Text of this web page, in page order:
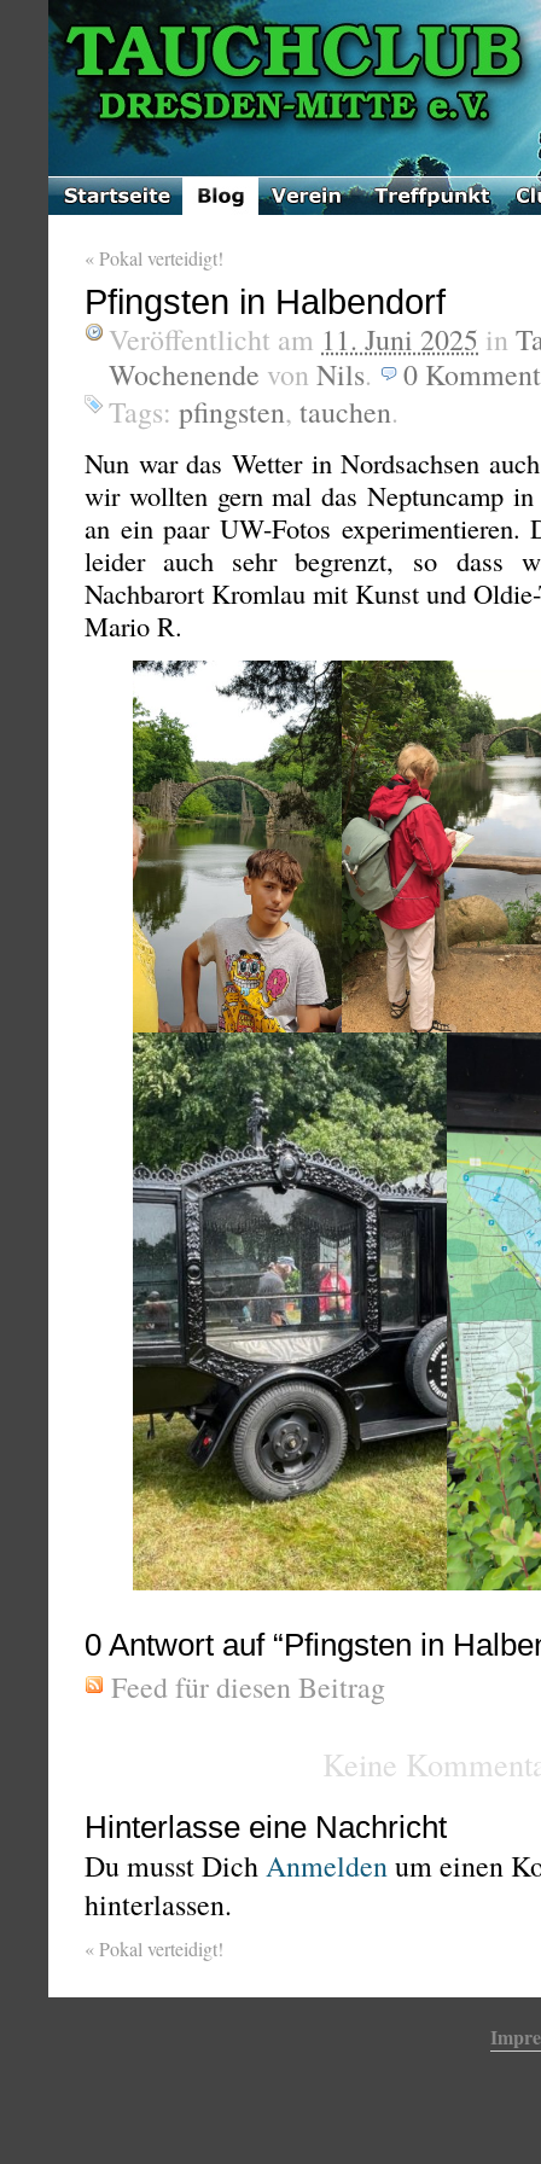
«Pokal verteidigt!
Pfingsten in Halbendorf
Veröffentlicht am 11. Juni 2025 in
Wochenende von Nils. 0
Tags: pfingsten, tauchen.
Nun war das Wetter in Nordsachsen
wir wollten gern mal das Neptuncamp
an ein paar UW-Fotos experimentieren.
leider auch sehr begrenzt, so dass
Nachbarort Kromlau mit Kunst und
Mario R.
0 Antwort auf “Pfingsten in
Feed für diesen Beitrag
Keine
Hinterlasse eine Nachricht
Du musst DichAnmeldenum einen
hinterlassen.
«Pokal verteidigt!